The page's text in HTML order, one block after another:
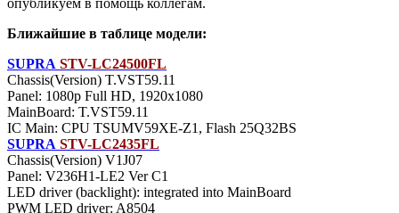
Ближайшие в таблице модели:
SUPRA STV-LC24500FL
Chassis(Version) T.VST59.11
Panel: 1080p Full HD, 1920x1080
MainBoard: T.VST59.11
IC Main: CPU TSUMV59XE-Z1, Flash 25Q32BS
SUPRA STV-LC2435FL
Chassis(Version) V1J07
Panel: V236H1-LE2 Ver C1
LED driver (backlight): integrated into MainBoard
PWM LED driver: A8504